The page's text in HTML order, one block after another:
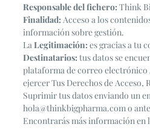
Responsable del fichero: Think
Finalidad: Acceso a los
información sobre gestión.
LaLegitimación: es gracias a tu
Destinatarios: tus datos se
plataforma de correo electrónico
ejercer Tus Derechos de
Suprimir tus datos enviando un
hola@thinkbigpharma.com o
Encontrarás más información en